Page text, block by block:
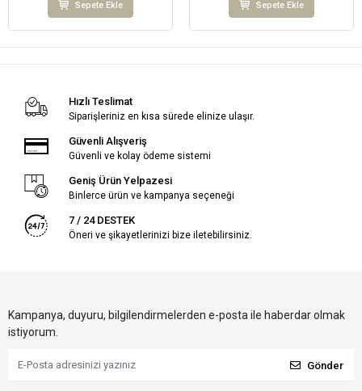
Sepete Ekle Sepete Ekle
Hızlı Teslimat
Siparişleriniz en kısa sürede elinize ulaşır.
Güvenli Alışveriş
Güvenli ve kolay ödeme sistemi
Geniş Ürün Yelpazesi
Binlerce ürün ve kampanya seçeneği
7 / 24 DESTEK
Öneri ve şikayetlerinizi bize iletebilirsiniz.
Kampanya, duyuru, bilgilendirmelerden e-posta ile haberdar olmak
istiyorum.
Gönder